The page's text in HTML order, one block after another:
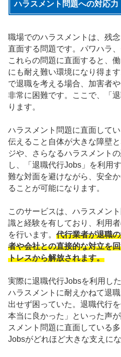
ハラスメント問題への対応力
職場でのハラスメントは、残
直面する問題です。パワハラ
これらの問題に直面すると、
にも耐え難い環境になり得ま
で退職を考える場合、加害者
非常に困難です。ここで、「
ります。
ハラスメント問題に直面して
伝えること自体が大きな障壁
ジや、さらなるハラスメント
し、「退職代行Jobs」を利用
難な対面を避けながら、安全
ることが可能になります。
このサービスは、ハラスメン
識と経験を有しており、利用
を行います。 代行業者が退職
者や会社との直接的な対立を
トレスから解放されます。
実際に退職代行Jobsを利用し
ハラスメントに耐えかねて退
出せず困っていた。退職代行
本当に良かった」といった声
スメント問題に直面している
Jobsがどれほど大きな支えに